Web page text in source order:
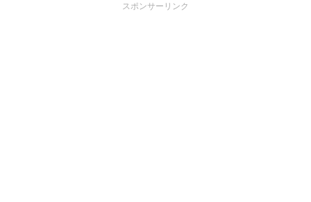
スポンサーリンク